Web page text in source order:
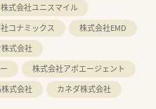
株式会社ユニスマイル
コナミックス
株式会社EMD
式会社
株式会社アポエージェント
式会社 カネダ株式会社